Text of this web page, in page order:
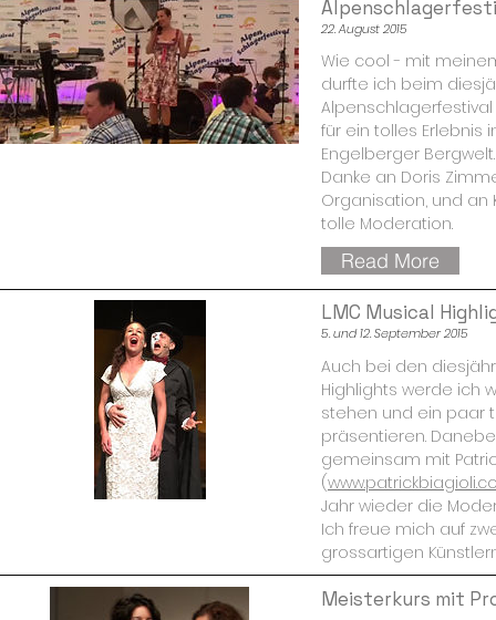
22. August 2015
Wie cool - mit
durfte ich beim
für ein tolles Erlebnis
Engelberger Bergwelt.
Danke an Doris
Organisation, und an
tolle Moderation.
Read More
LMC Musical
5. und 12. September 2015
Auch bei den
Highlights werde ich
stehen und ein paar
präsentieren.
gemeinsam mit
(
Jahr wieder die
Ich freue mich auf
grossartigen
Meisterkurs mit